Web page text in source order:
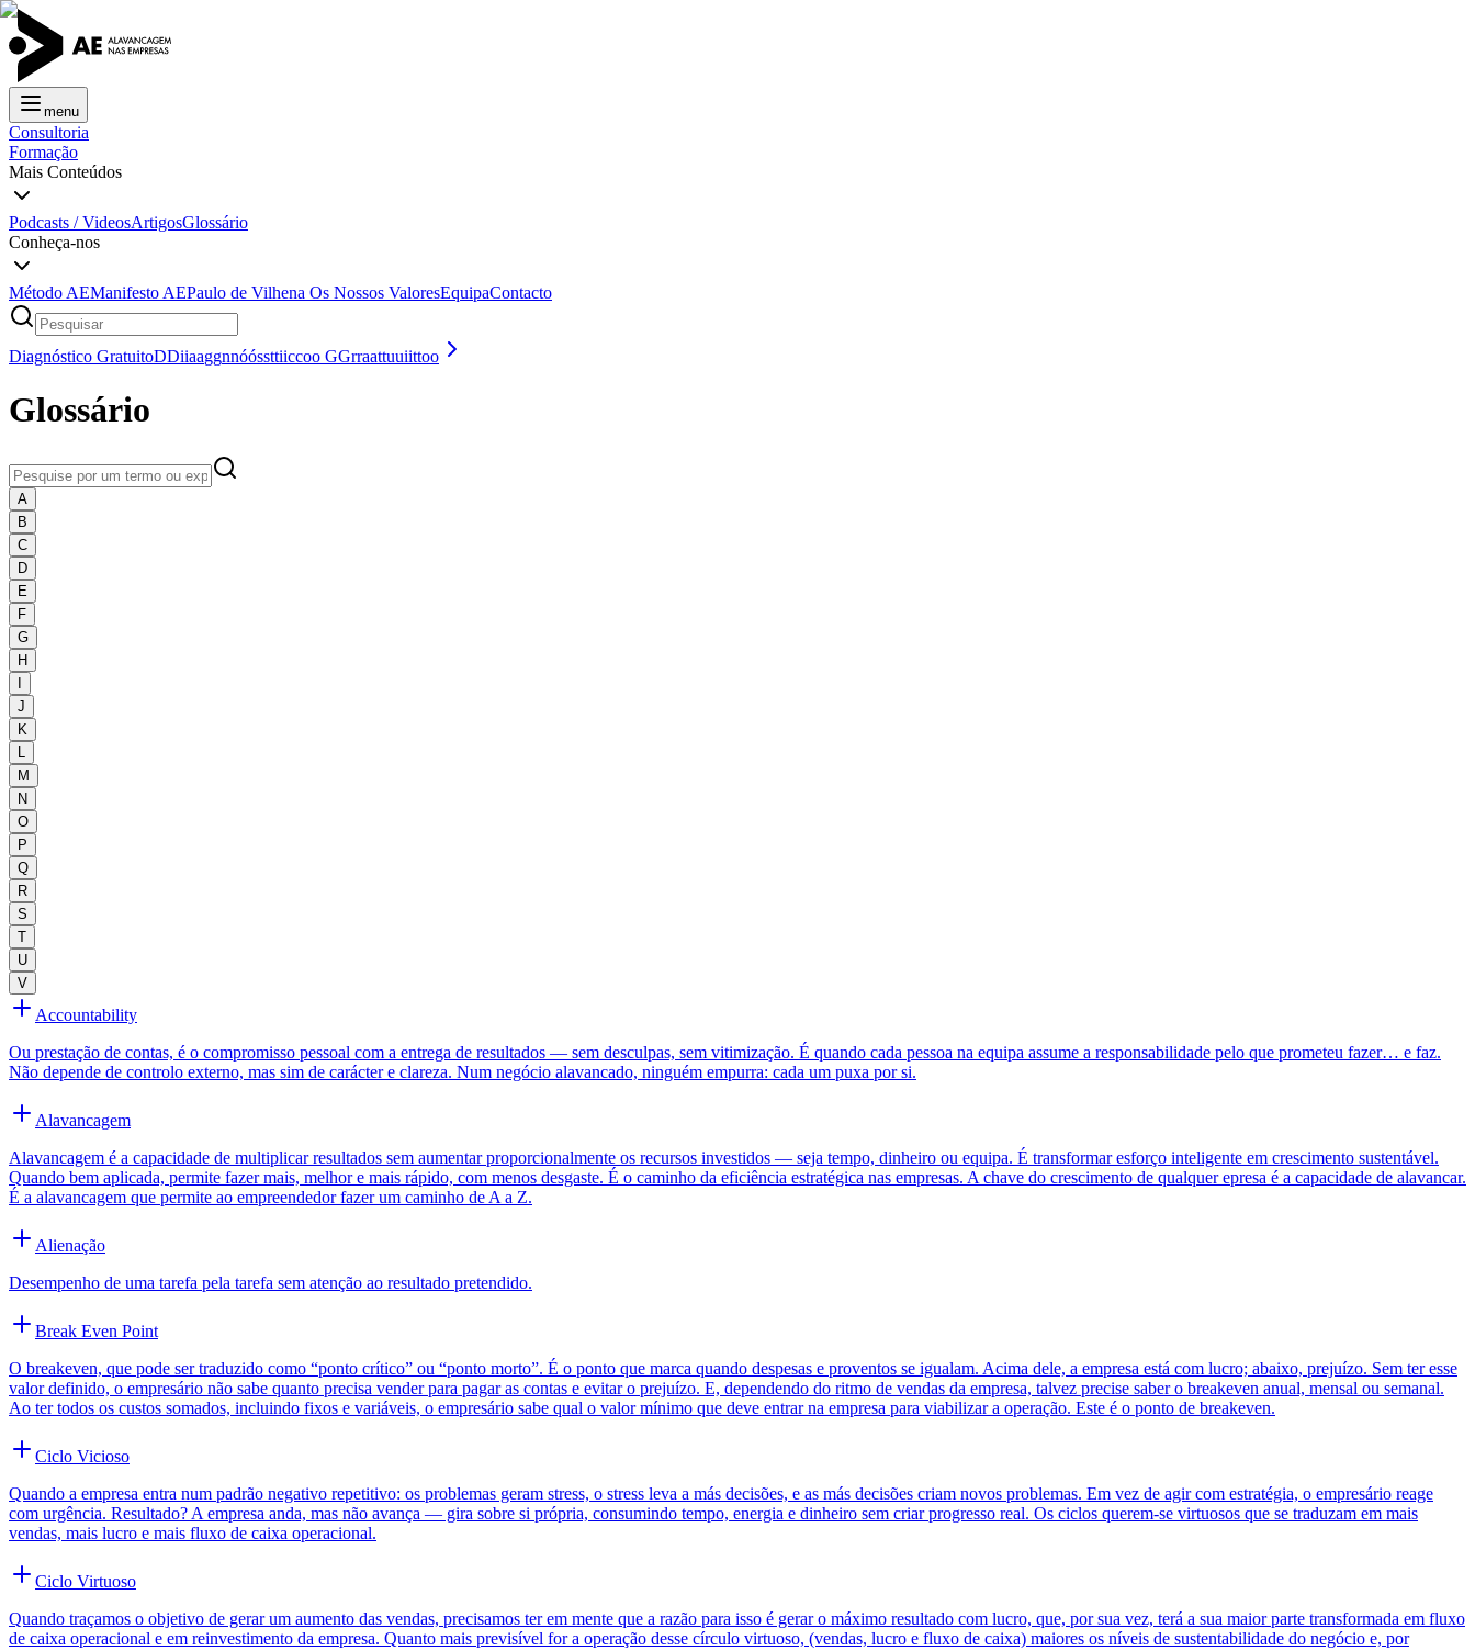
menu
Consultoria
Formação
Mais Conteúdos
Podcasts / VideosArtigosGlossário
Conheça-nos
Método AEManifesto AEPaulo de Vilhena Os Nossos ValoresEquipaContacto
Diagnóstico GratuitoDDiiaaggnnóóssttiiccoo GGrraattuuiittoo
Glossário
A
B
C
D
E
F
G
H
J
K
M
N
O
P
Q
R
S
T
U
V
Accountability
Ou prestação de contas, é o compromisso pessoal com a entrega de resultados — sem desculpas, sem vitimização. É quando cada pessoa na equipa assume a responsabilidade pelo que prometeu fazer… e faz.
Não depende de controlo externo, mas sim de carácter e clareza. Num negócio alavancado, ninguém empurra: cada um puxa por si.
Alavancagem
Alavancagem é a capacidade de multiplicar resultados sem aumentar proporcionalmente os recursos investidos — seja tempo, dinheiro ou equipa. É transformar esforço inteligente em crescimento sustentável.
Quando bem aplicada, permite fazer mais, melhor e mais rápido, com menos desgaste. É o caminho da eficiência estratégica nas empresas. A chave do crescimento de qualquer epresa é a capacidade de alavancar.
É a alavancagem que permite ao empreendedor fazer um caminho de A a Z.
Alienação
Desempenho de uma tarefa pela tarefa sem atenção ao resultado pretendido.
Break Even Point
O breakeven, que pode ser traduzido como “ponto crítico” ou “ponto morto”. É o ponto que marca quando despesas e proventos se igualam. Acima dele, a empresa está com lucro; abaixo, prejuízo. Sem ter esse
valor definido, o empresário não sabe quanto precisa vender para pagar as contas e evitar o prejuízo. E, dependendo do ritmo de vendas da empresa, talvez precise saber o breakeven anual, mensal ou semanal.
Ao ter todos os custos somados, incluindo fixos e variáveis, o empresário sabe qual o valor mínimo que deve entrar na empresa para viabilizar a operação. Este é o ponto de breakeven.
Ciclo Vicioso
Quando a empresa entra num padrão negativo repetitivo: os problemas geram stress, o stress leva a más decisões, e as más decisões criam novos problemas. Em vez de agir com estratégia, o empresário reage
com urgência. Resultado? A empresa anda, mas não avança — gira sobre si própria, consumindo tempo, energia e dinheiro sem criar progresso real. Os ciclos querem-se virtuosos que se traduzam em mais
vendas, mais lucro e mais fluxo de caixa operacional.
Ciclo Virtuoso
Quando traçamos o objetivo de gerar um aumento das vendas, precisamos ter em mente que a razão para isso é gerar o máximo resultado com lucro, que, por sua vez, terá a sua maior parte transformada em fluxo
de caixa operacional e em reinvestimento da empresa. Quanto mais previsível for a operação desse círculo virtuoso, (vendas, lucro e fluxo de caixa) maiores os níveis de sustentabilidade do negócio e, por